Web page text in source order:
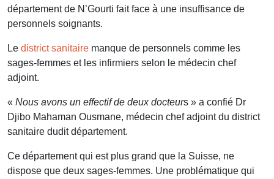
département de N’Gourti fait face à une insuffisance de
personnels soignants.
Le district sanitaire manque de personnels comme les
sages-femmes et les infirmiers selon le médecin chef
adjoint.
« Nous avons un effectif de deux docteurs » a confié Dr
Djibo Mahaman Ousmane, médecin chef adjoint du district
sanitaire dudit département.
Ce département qui est plus grand que la Suisse, ne
dispose que deux sages-femmes. Une problématique qui